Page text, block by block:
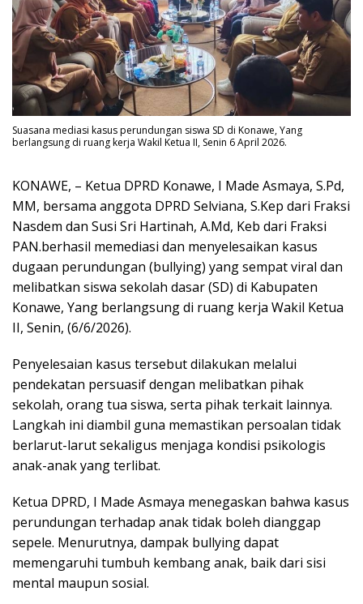
Suasana mediasi kasus perundungan siswa SD di Konawe, Yang
berlangsung di ruang kerja Wakil Ketua II, Senin 6 April 2026.
KONAWE, – Ketua DPRD Konawe, I Made Asmaya, S.Pd,
MM, bersama anggota DPRD Selviana, S.Kep dari Fraksi
Nasdem dan Susi Sri Hartinah, A.Md, Keb dari Fraksi
PAN.berhasil memediasi dan menyelesaikan kasus
dugaan perundungan (bullying) yang sempat viral dan
melibatkan siswa sekolah dasar (SD) di Kabupaten
Konawe, Yang berlangsung di ruang kerja Wakil Ketua
II, Senin, (6/6/2026).
Penyelesaian kasus tersebut dilakukan melalui
pendekatan persuasif dengan melibatkan pihak
sekolah, orang tua siswa, serta pihak terkait lainnya.
Langkah ini diambil guna memastikan persoalan tidak
berlarut-larut sekaligus menjaga kondisi psikologis
anak-anak yang terlibat.
Ketua DPRD, I Made Asmaya menegaskan bahwa kasus
perundungan terhadap anak tidak boleh dianggap
sepele. Menurutnya, dampak bullying dapat
memengaruhi tumbuh kembang anak, baik dari sisi
mental maupun sosial.